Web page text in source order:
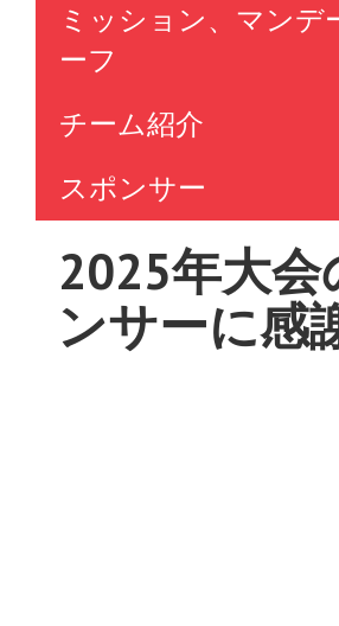
ミッション、マンデ
ーフ
チーム紹介
スポンサー
2025年大会
ンサーに感